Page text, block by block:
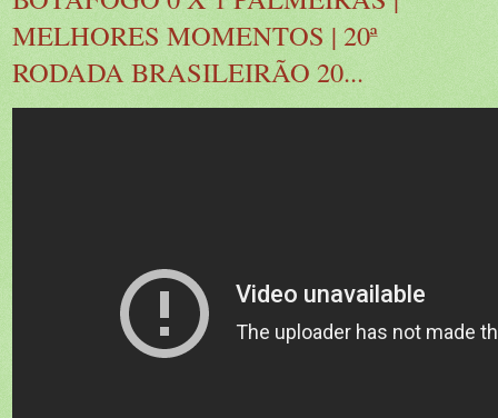
MELHORES MOMENTOS | 20ª
RODADA BRASILEIRÃO 20...